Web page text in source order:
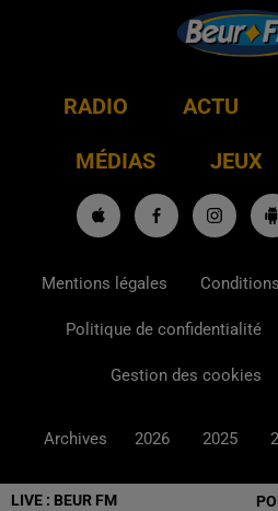
LIVE : BEUR FM
RADIO ACTU
MÉDIAS JEUX
Mentions légales
Politique de confidentialité
Gestion des cookies
Archives 2026 2025